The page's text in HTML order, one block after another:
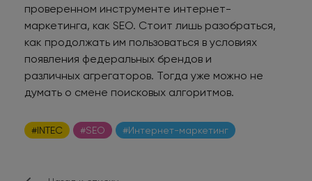
проверенном инструменте интернет-
маркетинга, как SEO. Стоит лишь разобраться,
как продолжать им пользоваться в условиях
появления федеральных брендов и
различных агрегаторов. Тогда уже можно не
думать о смене поисковых алгоритмов.
#INTEC #SEO #Интернет-маркетинг